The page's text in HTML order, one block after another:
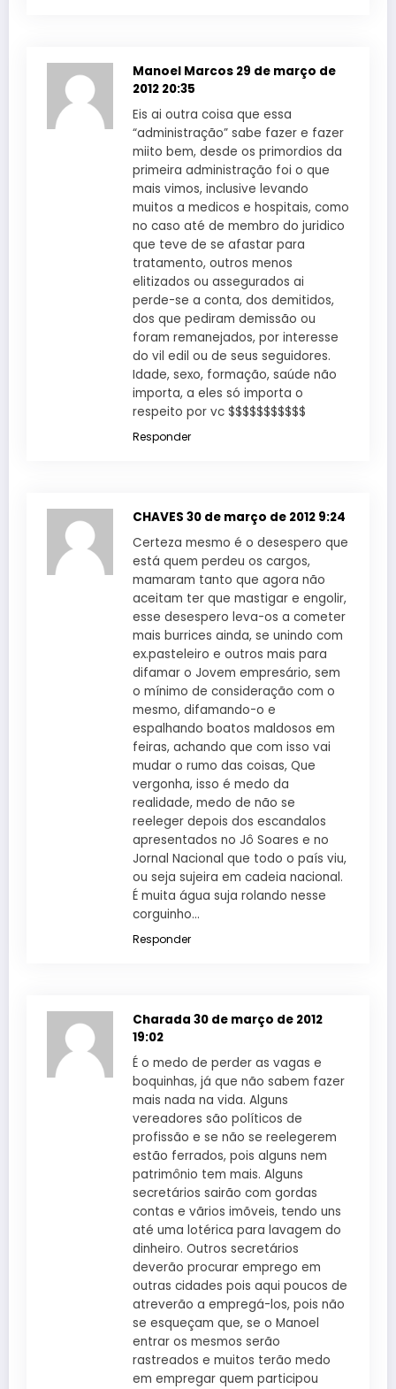
Manoel Marcos 29 de março de
2012 20:35
Eis ai outra coisa que essa
“administração” sabe fazer e fazer
miito bem, desde os primordios da
primeira administração foi o que
mais vimos, inclusive levando
muitos a medicos e hospitais, como
no caso até de membro do juridico
que teve de se afastar para
tratamento, outros menos
elitizados ou assegurados ai
perde-se a conta, dos demitidos,
dos que pediram demissão ou
foram remanejados, por interesse
do vil edil ou de seus seguidores.
Idade, sexo, formação, saúde não
importa, a eles só importa o
respeito por vc $$$$$$$$$$$
Responder
CHAVES 30 de março de 2012 9:24
Certeza mesmo é o desespero que
está quem perdeu os cargos,
mamaram tanto que agora não
aceitam ter que mastigar e engolir,
esse desespero leva-os a cometer
mais burrices ainda, se unindo com
ex.pasteleiro e outros mais para
difamar o Jovem empresário, sem
o mínimo de consideração com o
mesmo, difamando-o e
espalhando boatos maldosos em
feiras, achando que com isso vai
mudar o rumo das coisas, Que
vergonha, isso é medo da
realidade, medo de não se
reeleger depois dos escandalos
apresentados no Jô Soares e no
Jornal Nacional que todo o país viu,
ou seja sujeira em cadeia nacional.
É muita água suja rolando nesse
corguinho…
Responder
Charada 30 de março de 2012
19:02
É o medo de perder as vagas e
boquinhas, já que não sabem fazer
mais nada na vida. Alguns
vereadores são políticos de
profissão e se não se reelegerem
estão ferrados, pois alguns nem
patrimônio tem mais. Alguns
secretários sairão com gordas
contas e vãrios imõveis, tendo uns
até uma lotérica para lavagem do
dinheiro. Outros secretários
deverão procurar emprego em
outras cidades pois aqui poucos de
atreverão a empregá-los, pois não
se esqueçam que, se o Manoel
entrar os mesmos serão
rastreados e muitos terão medo
em empregar quem participou